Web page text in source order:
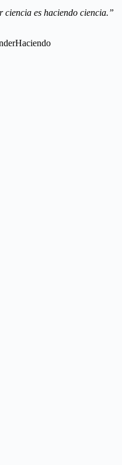
ciencia es haciendo ciencia.”